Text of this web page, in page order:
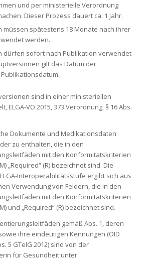
und per ministerielle Verordnung
Dieser Prozess dauert ca. 1 Jahr.
müssen spätestens 18 Monate nach ihrer
werden.
dürfen sofort nach Publikation verwendet
gilt das Datum der
sind in einer ministeriellen
ELGA-VO 2015, 373.Verordnung, § 16 Abs.
Dokumente und Medikationsdaten
zu enthalten, die in den
mit den Konformitätskriterien
„Required“ (R) bezeichnet sind. Die
Interoperabilitätsstufe ergibt sich aus
Verwendung von Feldern, die in den
mit den Konformitätskriterien
und „Required“ (R) bezeichnet sind.
gemäß Abs. 1, deren
ihre eindeutigen Kennungen (OID
5 GTelG 2012) sind von der
für Gesundheit unter